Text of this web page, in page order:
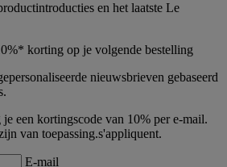
en het laatste Le
korting op je volgende bestelling
nieuwsbrieven gebaseerd
een kortingscode van 10% per e-mail.
van toepassing.s'appliquent.
E-mail